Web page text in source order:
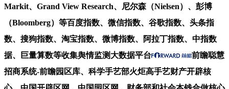
Markit、Grand View Research、尼尔森（Nielsen）、彭博
（Bloomberg）等百度指数、微信指数、谷歌指数、头条指
数、搜狗指数、淘宝指数、微博指数、阿拉丁指数、中指数
据、巨量算数等收集舆情监测大数据平台
前瞻聪慧
招商系统-前瞻园区库、科学手艺部火炬高手艺财产开辟核